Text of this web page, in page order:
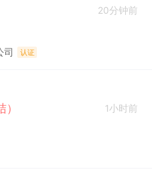
20分钟前
司 认证
1小时前